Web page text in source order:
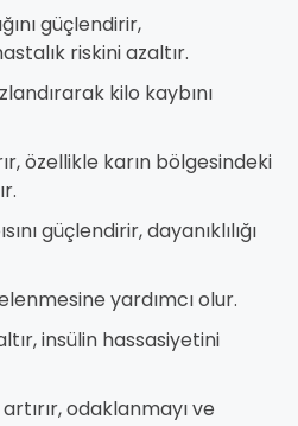
güçlendirir,
riskini azaltır.
kilo kaybını
özellikle karın bölgesindeki
güçlendirir, dayanıklılığı
yardımcı olur.
insülin hassasiyetini
artırır, odaklanmayı ve